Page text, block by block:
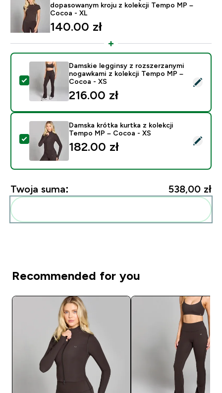
dopasowanym kroju z kolekcji Tempo MP –
Cocoa - XL
140.00 zł‎
Wybierz ten produkt - Damskie legginsy z
Damskie legginsy z rozszerzanymi
nogawkami z kolekcji Tempo MP –
Cocoa - XS
216.00 zł‎
Wybierz ten produkt - Damska krótka kurtka z kolekcji
Damska krótka kurtka z kolekcji
Tempo MP – Cocoa - XS
182.00 zł‎
Twoja suma: 538,00 zł‎
Recommended for you